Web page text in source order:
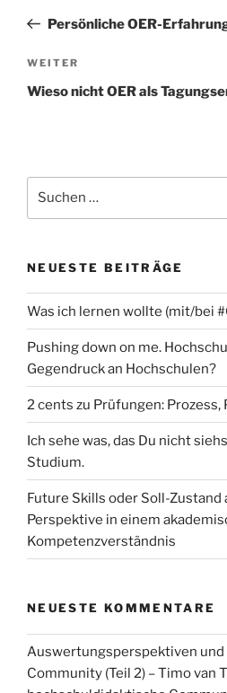
Beitrag
Persönliche OER-
Nächster
Beitrag
WEITER
Wieso nicht OER als
nach:
NEUESTE BEITRÄGE
Was ich lernen wollte (mit/bei
Pushing down on me.
Gegendruck an Hochschulen?
2 cents zu Prüfungen: Prozess,
Ich sehe was, das Du nicht
Studium.
Future Skills oder Soll-
Perspektive in einem
Kompetenzverständnis
NEUESTE KOMMENTARE
Auswertungsperspektiven und
Community (Teil 2) – Timo van